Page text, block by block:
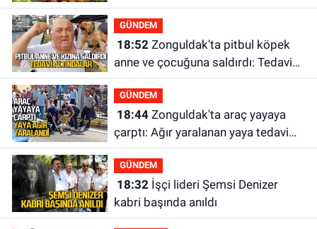
GÜNDEM
18:52Zonguldak'ta pitbul köpek
anne ve çocuğuna saldırdı: Tedavi
altındalar
GÜNDEM
18:44Zonguldak'ta araç yayaya
çarptı: Ağır yaralanan yaya tedavi
altına alındı
GÜNDEM
18:32İşçi lideri Şemsi Denizer
kabri başında anıldı